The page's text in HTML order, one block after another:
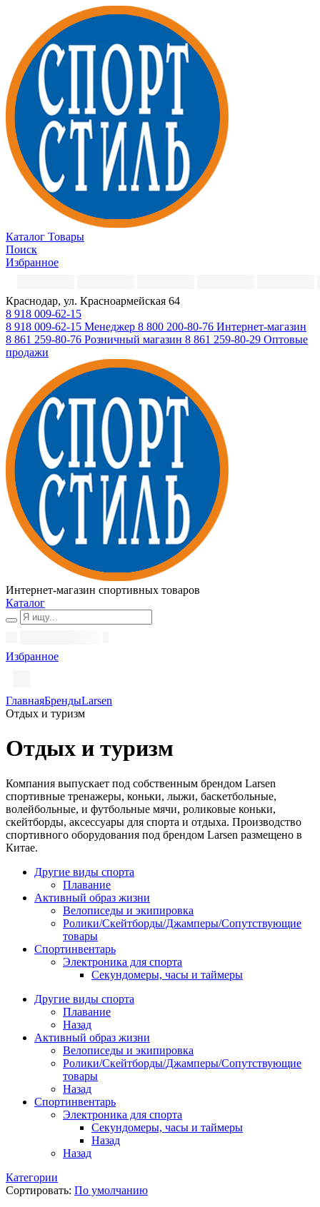
Каталог Товары
Поиск
Избранное
Краснодар, ул. Красноармейская 64
8 918 009-62-15
8 918 009-62-15 Менеджер 8 800 200-80-76 Интернет-магазин
8 861 259-80-76 Розничный магазин 8 861 259-80-29 Оптовые
продажи
Интернет-магазин спортивных товаров
Каталог
Избранное
ГлавнаяБрендыLarsen
Отдых и туризм
Отдых и туризм
Компания выпускает под собственным брендом Larsen
спортивные тренажеры, коньки, лыжи, баскетбольные,
волейбольные, и футбольные мячи, роликовые коньки,
скейтборды, аксессуары для спорта и отдыха. Производство
спортивного оборудования под брендом Larsen размещено в
Китае.
Другие виды спорта
Плавание
Активный образ жизни
Велописеды и экипировка
Ролики/Скейтборды/Джамперы/Сопутствующие
товары
Спортинвентарь
Электроника для спорта
Секундомеры, часы и таймеры
Другие виды спорта
Плавание
Назад
Активный образ жизни
Велописеды и экипировка
Ролики/Скейтборды/Джамперы/Сопутствующие
товары
Назад
Спортинвентарь
Электроника для спорта
Секундомеры, часы и таймеры
Назад
Назад
Категории
Сортировать: По умолчанию